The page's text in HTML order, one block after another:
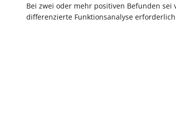
Bei zwei oder mehr positiven Befunden
differenzierte Funktionsanalyse